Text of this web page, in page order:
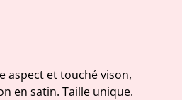
aspect et touché vison,
en satin. Taille unique.